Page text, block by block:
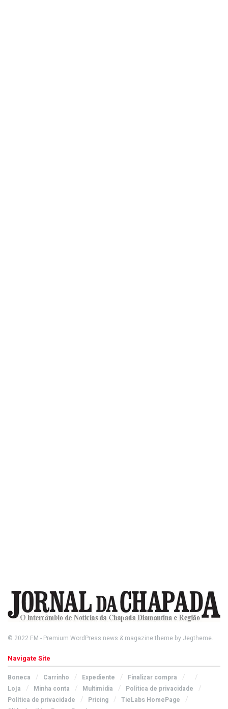
© 2022 FM - Premium WordPress news & magazine theme by Jegtheme.
Navigate Site
Boneca Carrinho Expediente
Finalizar compra
Loja
Minha conta Multimídia
Política de privacidade
Política de privacidade
Pricing
TieLabs HomePage